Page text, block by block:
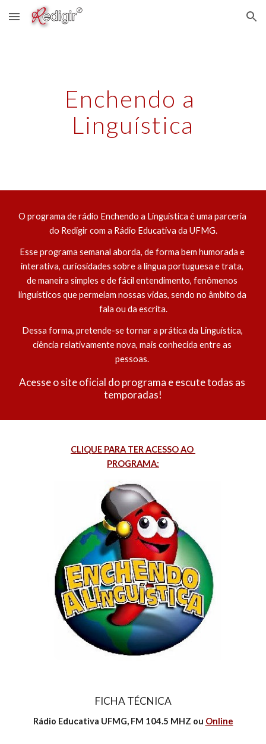
Skip to main content Skip to navigation
Enchendo a
Linguística
O programa de rádio Enchendo a Linguística é uma parceria
do Redigir com a Rádio Educativa da UFMG.
Esse programa semanal aborda, de forma bem humorada e
interativa, curiosidades sobre a língua portuguesa e trata,
de maneira simples e de fácil entendimento, fenômenos
linguísticos que permeiam nossas vidas, sendo no âmbito da
fala ou da escrita.
Dessa forma, pretende-se tornar a prática da Linguística,
ciência relativamente nova, mais conhecida entre as
pessoas.
Acesse o site oficial do programa e escute todas as
temporadas!
CLIQUE PARA TER ACESSO AO
PROGRAMA:
FICHA TÉCNICA
Rádio Educativa UFMG, FM 104.5 MHZ ou Online